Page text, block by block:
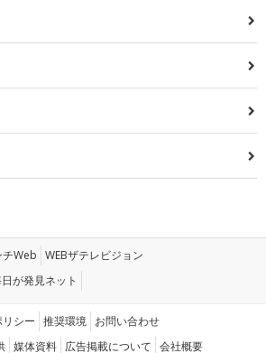
チWeb WEBザテレビジョン
が発見ネット
シー 推奨環境 お問い合わせ
媒体資料 広告掲載について 会社概要